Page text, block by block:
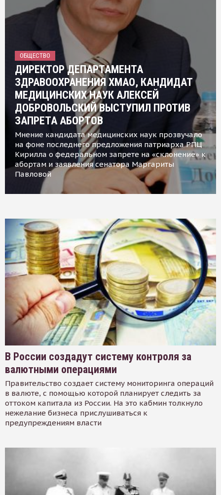
ОБЩЕСТВО
ДИРЕКТОР ДЕПАРТАМЕНТА
ЗДРАВООХРАНЕНИЯ ХМАО, КАНДИДАТ
МЕДИЦИНСКИХ НАУК АЛЕКСЕЙ
ДОБРОВОЛЬСКИЙ ВЫСТУПИЛ ПРОТИВ
ЗАПРЕТА АБОРТОВ
Мнение кандидата медицинских наук прозвучало
на фоне последнего предложения патриарха РПЦ
Кирилла о федеральном запрете на «склонение» к
абортам и заявления сенатора Маргариты
Павловой
В России создадут систему контроля за
валютными операциями
Правительство создает систему мониторинга операций
в валюте, с помощью которой планирует следить за
оттоком капитала из России. На это кабмин толкнуло
нежелание бизнеса прислушиваться к
предупреждениям власти